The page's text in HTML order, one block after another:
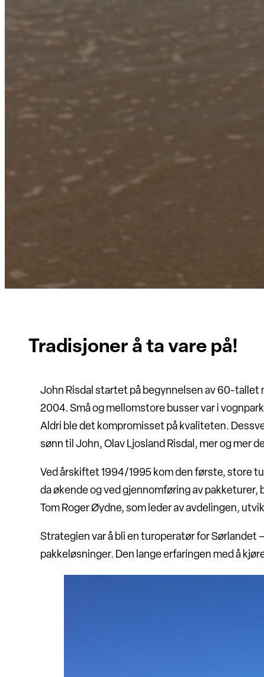
Tradisjoner å ta vare på!
John Risdal startet på begynnelsen av 60-tallet
2004. Små og mellomstore busser var i
Aldri ble det kompromisset på kvaliteten.
sønn til John, Olav Ljosland Risdal, mer og mer
Ved årskiftet 1994/1995 kom den første, store
da økende og ved gjennomføring av
Tom Roger Øydne, som leder av avdelingen,
Strategien var å bli en turoperatør for
pakkeløsninger. Den lange erfaringen med å